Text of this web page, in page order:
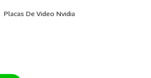
Placas De Video Nvidia